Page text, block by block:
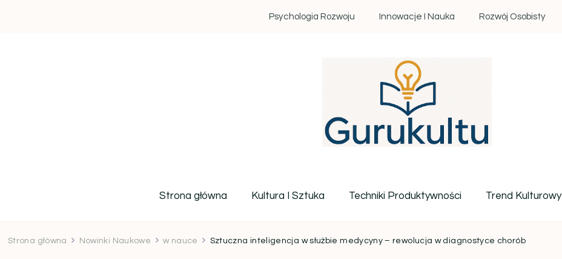
Psychologia Rozwoju Innowacje I Nauka Rozwój Osobisty
Strona główna Kultura I Sztuka Techniki Produktywności Trend Kulturowy
Strona główna Nowinki Naukowe w nauce Sztuczna inteligencja w służbie medycyny – rewolucja w diagnostyce chorób